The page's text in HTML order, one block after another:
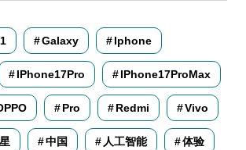
Galaxy Iphone
IPhone17Pro IPhone17ProMax
Pro Redmi Vivo
中国 人工智能 体验